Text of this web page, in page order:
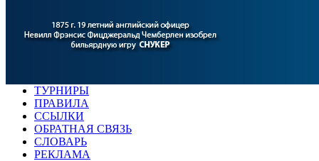
ТУРНИРЫ
ПРАВИЛА
ССЫЛКИ
ОБРАТНАЯ СВЯЗЬ
СЛОВАРЬ
РЕКЛАМА